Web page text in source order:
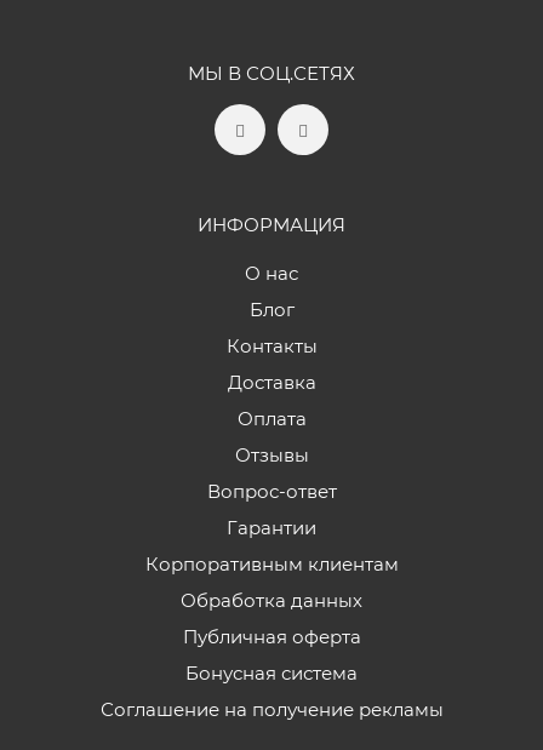
МЫ В СОЦ.СЕТЯХ
ИНФОРМАЦИЯ
О нас
Блог
Контакты
Доставка
Оплата
Отзывы
Вопрос-ответ
Гарантии
Корпоративным клиентам
Обработка данных
Публичная оферта
Бонусная система
Соглашение на получение рекламы